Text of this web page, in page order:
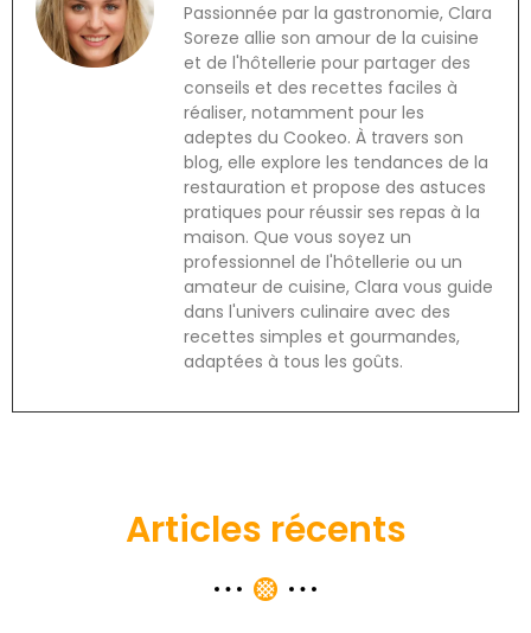
Passionnée par la gastronomie, Clara
Soreze allie son amour de la cuisine
et de l'hôtellerie pour partager des
conseils et des recettes faciles à
réaliser, notamment pour les
adeptes du Cookeo. À travers son
blog, elle explore les tendances de la
restauration et propose des astuces
pratiques pour réussir ses repas à la
maison. Que vous soyez un
professionnel de l'hôtellerie ou un
amateur de cuisine, Clara vous guide
dans l'univers culinaire avec des
recettes simples et gourmandes,
adaptées à tous les goûts.
Articles récents